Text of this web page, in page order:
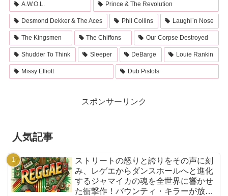
A.W.O.L. Prince & The Revolution
Desmond Dekker & The Aces Phil Collins Laughi`n Nose
The Kingsmen The Chiffons Our Corpse Destroyed
Shudder To Think Sleeper DeBarge Louie Rankin
Missy Elliott Dub Pistols
スポンサーリンク
人気記事
ストリートの怒りと誇りをその声に刻
み、レゲエからダンスホールへと進化
するジャマイカの魂を全世界に響かせ
た衝撃作！バウンティ・キラーが放つ